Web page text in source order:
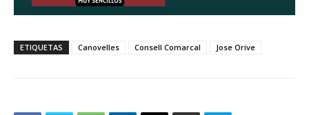
ETIQUETAS Canovelles Consell Comarcal Jose Orive